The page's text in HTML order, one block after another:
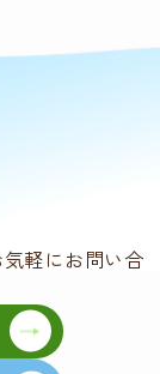
軽にお問い合